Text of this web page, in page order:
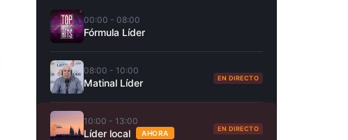
00:00 - 08:00
Fórmula Líder
08:00 - 10:00
Matinal Líder EN DIRECTO
10:00 - 13:00
Líder local AHORA
EN DIRECTO